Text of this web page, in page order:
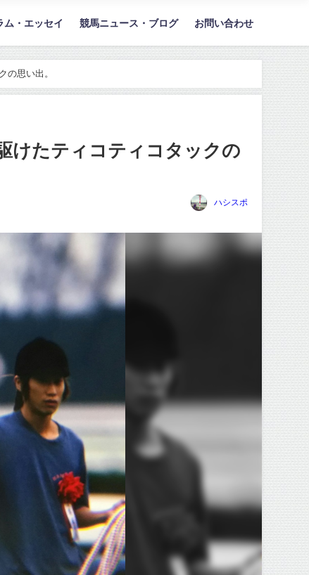
ム・エッセイ 競馬ニュース・ブログ お問い合わせ
の思い出。
けたティコティコタックの
ハシスポ